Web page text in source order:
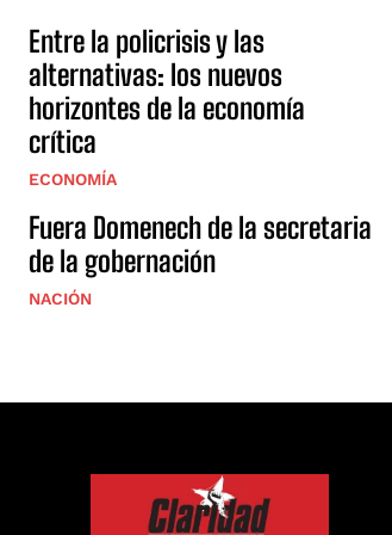
Entre la policrisis y las
alternativas: los nuevos
horizontes de la economía
crítica
ECONOMÍA
Fuera Domenech de la secretaria
de la gobernación
NACIÓN